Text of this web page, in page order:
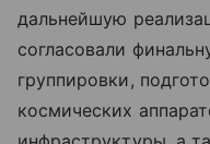
дальнейшую
согласовали
группировки,
космических